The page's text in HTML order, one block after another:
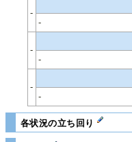
-
-
-
-
-
-
各状況の立ち回り